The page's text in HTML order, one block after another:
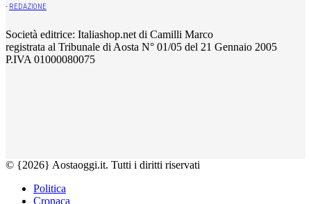
- REDAZIONE
Società editrice: Italiashop.net di Camilli Marco
registrata al Tribunale di Aosta N° 01/05 del 21 Gennaio 2005
P.IVA 01000080075
© {2026} Aostaoggi.it. Tutti i diritti riservati
Politica
Cronaca